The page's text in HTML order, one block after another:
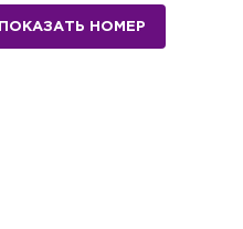
ПОКАЗАТЬ НОМЕР